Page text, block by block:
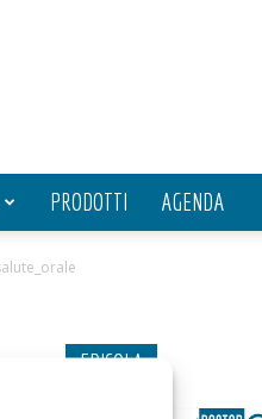
PRODOTTI AGENDA
EDICOLA